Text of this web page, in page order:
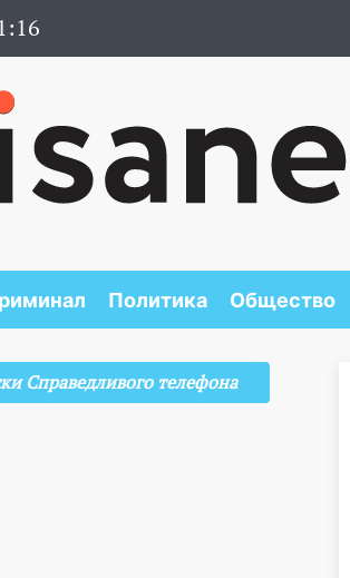
Политика Общество
Справедливого телефона